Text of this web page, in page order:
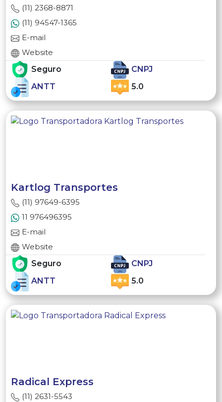
(11) 2368-8871
(11) 94547-1365
E-mail
Website
Seguro
CNPJ
ANTT
5.0
Kartlog Transportes
(11) 97649-6395
11 976496395
E-mail
Website
Seguro
CNPJ
ANTT
5.0
Radical Express
(11) 2631-5543